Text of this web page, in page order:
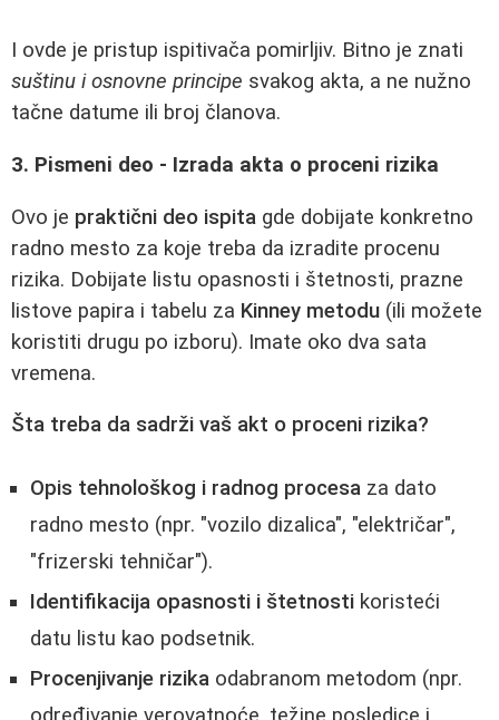
I ovde je pristup ispitivača pomirljiv. Bitno je znati
suštinu i osnovne principe svakog akta, a ne nužno
tačne datume ili broj članova.
3. Pismeni deo - Izrada akta o proceni rizika
Ovo je praktični deo ispita gde dobijate konkretno
radno mesto za koje treba da izradite procenu
rizika. Dobijate listu opasnosti i štetnosti, prazne
listove papira i tabelu za Kinney metodu (ili možete
koristiti drugu po izboru). Imate oko dva sata
vremena.
Šta treba da sadrži vaš akt o proceni rizika?
Opis tehnološkog i radnog procesa za dato
radno mesto (npr. "vozilo dizalica", "električar",
"frizerski tehničar").
Identifikacija opasnosti i štetnosti koristeći
datu listu kao podsetnik.
Procenjivanje rizika odabranom metodom (npr.